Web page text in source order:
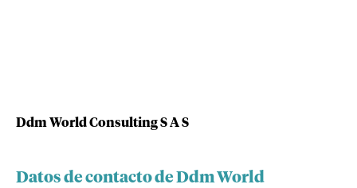
Ddm World Consulting S A S
Datos de contacto de Ddm World